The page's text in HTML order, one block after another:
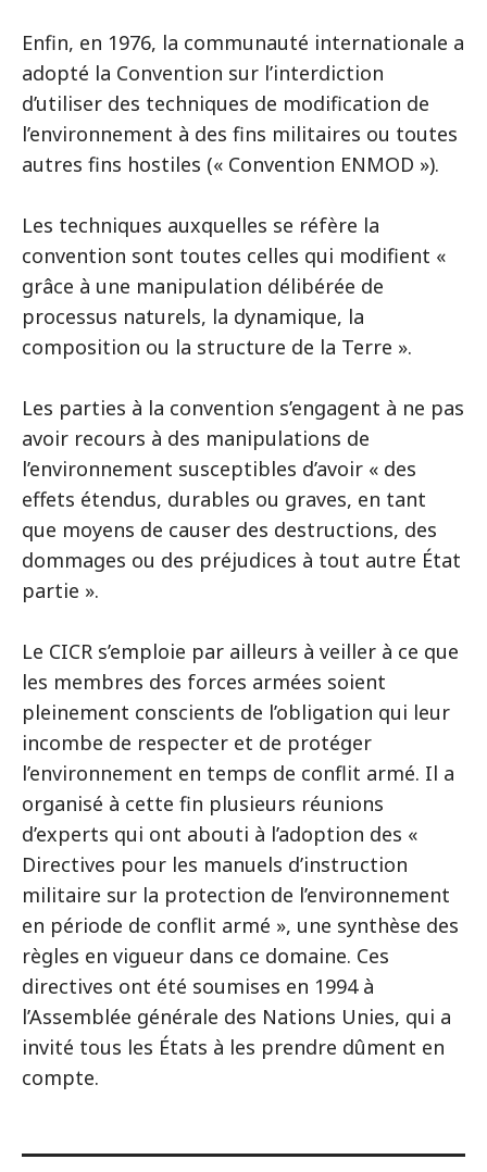
Enfin, en 1976, la communauté internationale a
adopté la Convention sur l’interdiction
d’utiliser des techniques de modification de
l’environnement à des fins militaires ou toutes
autres fins hostiles (« Convention ENMOD »).
Les techniques auxquelles se réfère la
convention sont toutes celles qui modifient «
grâce à une manipulation délibérée de
processus naturels, la dynamique, la
composition ou la structure de la Terre ».
Les parties à la convention s’engagent à ne pas
avoir recours à des manipulations de
l’environnement susceptibles d’avoir « des
effets étendus, durables ou graves, en tant
que moyens de causer des destructions, des
dommages ou des préjudices à tout autre État
partie ».
Le CICR s’emploie par ailleurs à veiller à ce que
les membres des forces armées soient
pleinement conscients de l’obligation qui leur
incombe de respecter et de protéger
l’environnement en temps de conflit armé. Il a
organisé à cette fin plusieurs réunions
d’experts qui ont abouti à l’adoption des «
Directives pour les manuels d’instruction
militaire sur la protection de l’environnement
en période de conflit armé », une synthèse des
règles en vigueur dans ce domaine. Ces
directives ont été soumises en 1994 à
l’Assemblée générale des Nations Unies, qui a
invité tous les États à les prendre dûment en
compte.